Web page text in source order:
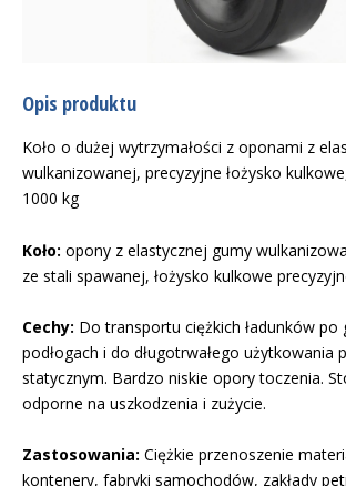
Opis produktu
Koło o dużej wytrzymałości z oponami z
wulkanizowanej, precyzyjne łożysko
1000 kg
Koło: opony z elastycznej gumy
ze stali spawanej, łożysko kulkowe
Cechy: Do transportu ciężkich ładunków po
podłogach i do długotrwałego użytkowania
statycznym. Bardzo niskie opory toczenia.
odporne na uszkodzenia i zużycie.
Zastosowania: Ciężkie przenoszenie
kontenery, fabryki samochodów, zakłady